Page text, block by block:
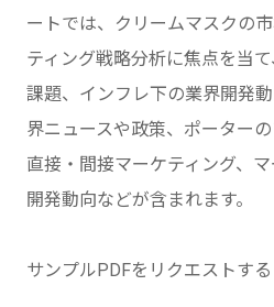
ートでは、クリームマスクの
ティング戦略分析に焦点を当
課題、インフレ下の業界開発
界ニュースや政策、ポーター
直接・間接マーケティング、
開発動向などが含まれます。
サンプルPDFをリクエストする